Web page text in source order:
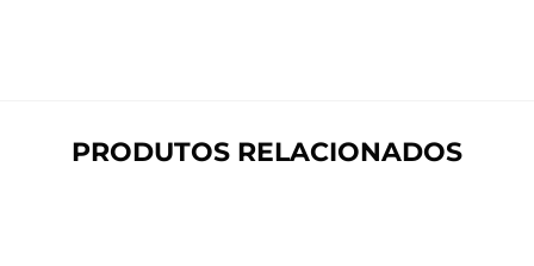
PRODUTOS RELACIONADOS